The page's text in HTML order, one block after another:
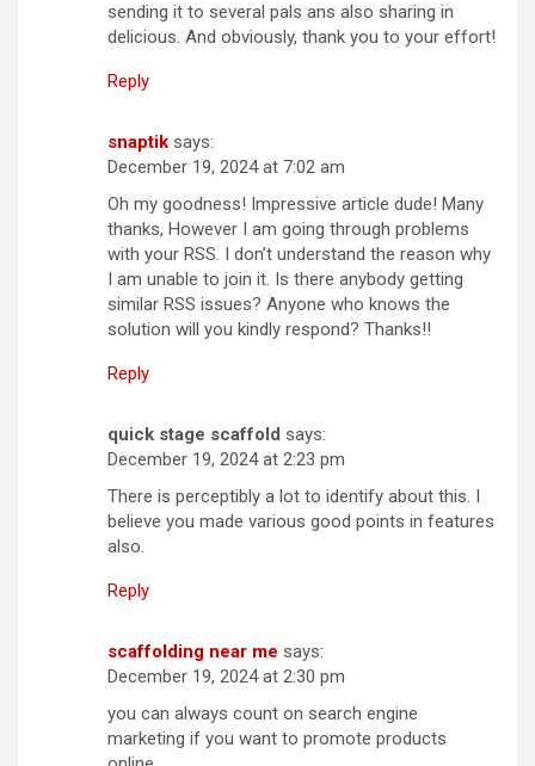
sending it to several pals ans also sharing in
delicious. And obviously, thank you to your effort!
Reply
snaptik says:
December 19, 2024 at 7:02 am
Oh my goodness! Impressive article dude! Many
thanks, However I am going through problems
with your RSS. I don’t understand the reason why
I am unable to join it. Is there anybody getting
similar RSS issues? Anyone who knows the
solution will you kindly respond? Thanks!!
Reply
quick stage scaffold says:
December 19, 2024 at 2:23 pm
There is perceptibly a lot to identify about this. I
believe you made various good points in features
also.
Reply
scaffolding near me says:
December 19, 2024 at 2:30 pm
you can always count on search engine
marketing if you want to promote products